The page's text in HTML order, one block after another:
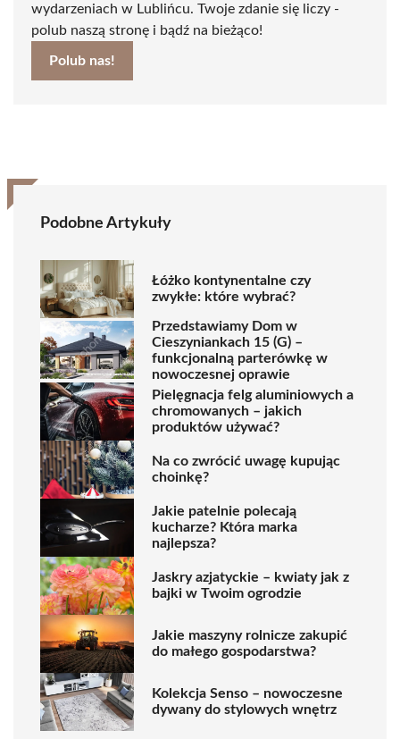
wydarzeniach w Lublińcu. Twoje zdanie się liczy -
polub naszą stronę i bądź na bieżąco!
Polub nas!
Podobne Artykuły
Łóżko kontynentalne czy
zwykłe: które wybrać?
Przedstawiamy Dom w
Cieszyniankach 15 (G) –
funkcjonalną parterówkę w
nowoczesnej oprawie
Pielęgnacja felg aluminiowych a
chromowanych – jakich
produktów używać?
Na co zwrócić uwagę kupując
choinkę?
Jakie patelnie polecają
kucharze? Która marka
najlepsza?
Jaskry azjatyckie – kwiaty jak z
bajki w Twoim ogrodzie
Jakie maszyny rolnicze zakupić
do małego gospodarstwa?
Kolekcja Senso – nowoczesne
dywany do stylowych wnętrz